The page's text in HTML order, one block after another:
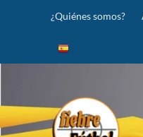
¿Quiénes somos?